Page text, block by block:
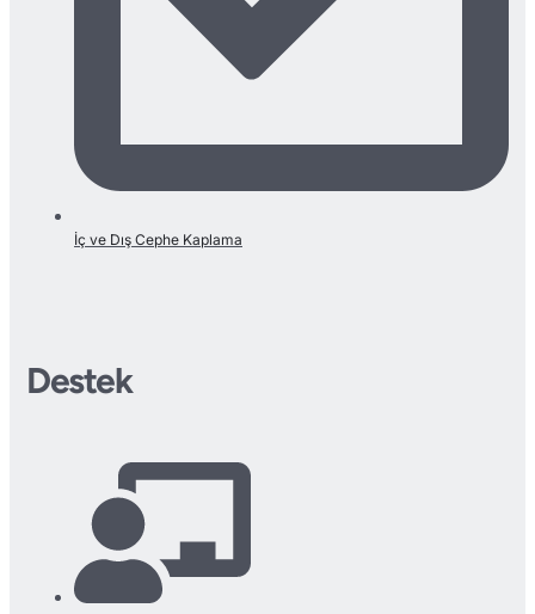
İç ve Dış Cephe Kaplama
Destek